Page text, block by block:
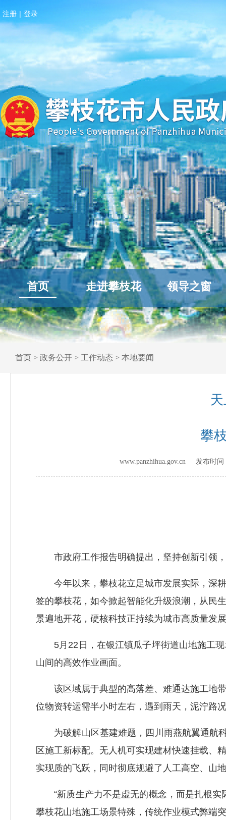
注册 | 登录
首页 走进攀枝花 领导之窗
首页 > 政务公开 > 工作动态 > 本地要闻
攀
www.panzhihua.gov.cn 发布时间
市政府工作报告明确提出，坚持创新引领，
今年以来，攀枝花立足城市发展实际，深耕
签的攀枝花，如今掀起智能化升级浪潮，从民
景遍地开花，硬核科技正持续为城市高质量发
5月22日，在银江镇瓜子坪街道山地施工现
山间的高效作业画面。
该区域属于典型的高落差、难通达施工地带
位物资转运需半小时左右，遇到雨天，泥泞路
为破解山区基建难题，四川雨燕航翼通航科
区施工新标配。无人机可实现建材快速挂载、
实现质的飞跃，同时彻底规避了人工高空、山
“新质生产力不是虚无的概念，而是扎根实
攀枝花山地施工场景特殊，传统作业模式弊端